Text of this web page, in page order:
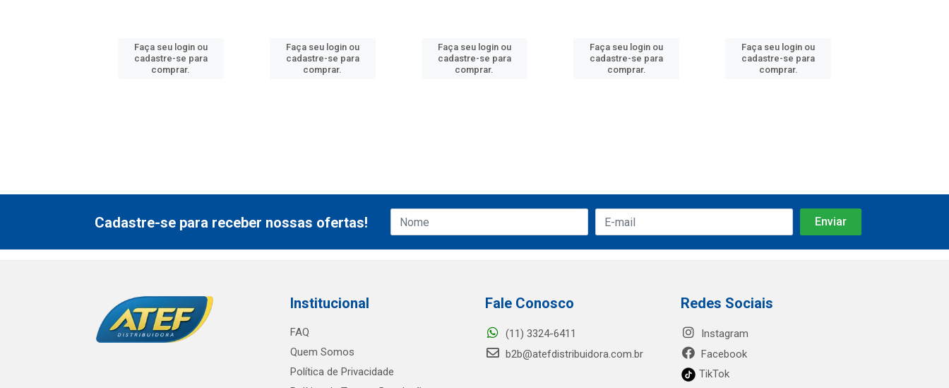
Faça seu login ou
cadastre-se para
comprar.
Faça seu login ou
cadastre-se para
comprar.
Faça seu login ou
cadastre-se para
comprar.
Faça seu login ou
cadastre-se para
comprar.
Faça seu login ou
cadastre-se para
comprar.
Cadastre-se para receber nossas ofertas!
Institucional
FAQ
Quem Somos
Política de Privacidade
Fale Conosco
(11) 3324-6411
b2b@atefdistribuidora.com.br
Redes Sociais
Instagram
Facebook
TikTok